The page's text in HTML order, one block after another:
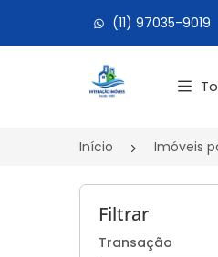
(11) 97035-9019
Página inicial
Início Imóveis
Filtrar
Transação